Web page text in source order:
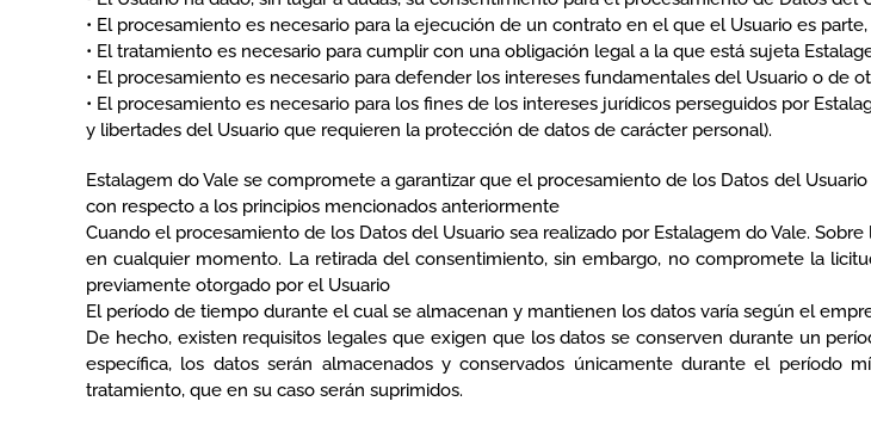
• El procesamiento es necesario para la ejecución de un contrato en el que el Usuario es
• El tratamiento es necesario para cumplir con una obligación legal a la que está sujeta
• El procesamiento es necesario para defender los intereses fundamentales del Usuario o de
• El procesamiento es necesario para los fines de los intereses jurídicos perseguidos por
y libertades del Usuario que requieren la protección de datos de carácter personal).
Estalagem do Vale se compromete a garantizar que el procesamiento de los Datos del
con respecto a los principios mencionados anteriormente
Cuando el procesamiento de los Datos del Usuario sea realizado por Estalagem do Vale.
en cualquier momento. La retirada del consentimiento, sin embargo, no compromete la
previamente otorgado por el Usuario
El período de tiempo durante el cual se almacenan y mantienen los datos varía según el
De hecho, existen requisitos legales que exigen que los datos se conserven durante un
específica, los datos serán almacenados y conservados únicamente durante el período
tratamiento, que en su caso serán suprimidos.